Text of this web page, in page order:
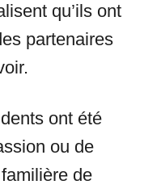
qu’ils ont
partenaires
ont été
ou de
de